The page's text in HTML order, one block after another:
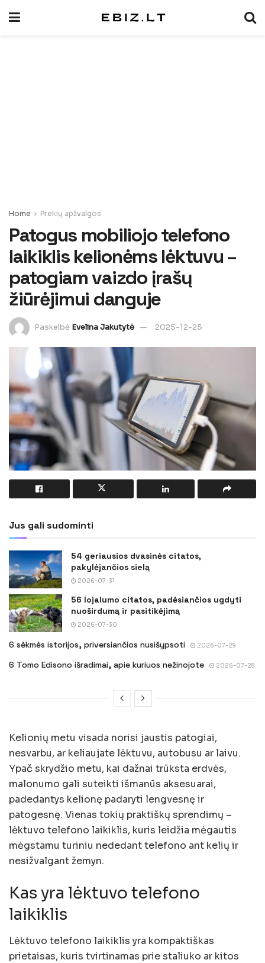
Home Prekių apžvalgos
Patogus mobiliojo telefono
laikiklis kelionėms lėktuvu –
patogiam vaizdo įrašų
žiūrėjimui danguje
Paskelbė Evelina Jakutytė 2025-12-25
Jus gali sudominti
54 geriausios dvasinės citatos,
pakylėjančios sielą
2026-07-31
56 lojalumo citatos, padėsiančios ugdyti
nuoširdumą ir pasitikėjimą
2026-07-30
6 sėkmės istorijos, priversiančios nusišypsoti 2026-07-29
6 Tomo Edisono išradimai, apie kuriuos nežinojote 2026-07-28
Kelionių metu visada norisi jaustis patogiai,
nesvarbu, ar keliaujate lėktuvu, autobusu ar laivu.
Ypač skrydžio metu, kai dažnai trūksta erdvės,
malonumo gali suteikti išmanūs aksesuarai,
padedantys kelionę padaryti lengvesnę ir
patogesnę. Vienas tokių praktiškų sprendimų –
lėktuvo telefono laikiklis, kuris leidžia mėgautis
mėgstamu turiniu nededant telefono ant kelių ir
nesižvalgant žemyn.
Kas yra lėktuvo telefono
laikiklis
Lėktuvo telefono laikiklis yra kompaktiškas
prietaisas, kuris tvirtinamas prie staliuko ar kitos